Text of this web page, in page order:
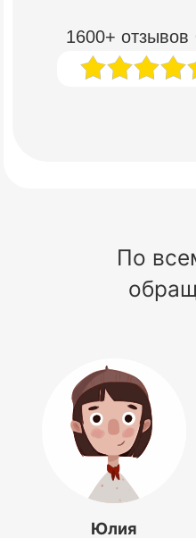
1600+ отзывов
По
Юлия